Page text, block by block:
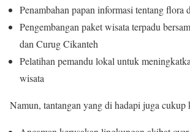
Penambahan papan informasi tentang flora
Pengembangan paket wisata terpadu
dan Curug Cikanteh
Pelatihan pemandu lokal untuk
wisata
Namun, tantangan yang di hadapi juga cukup